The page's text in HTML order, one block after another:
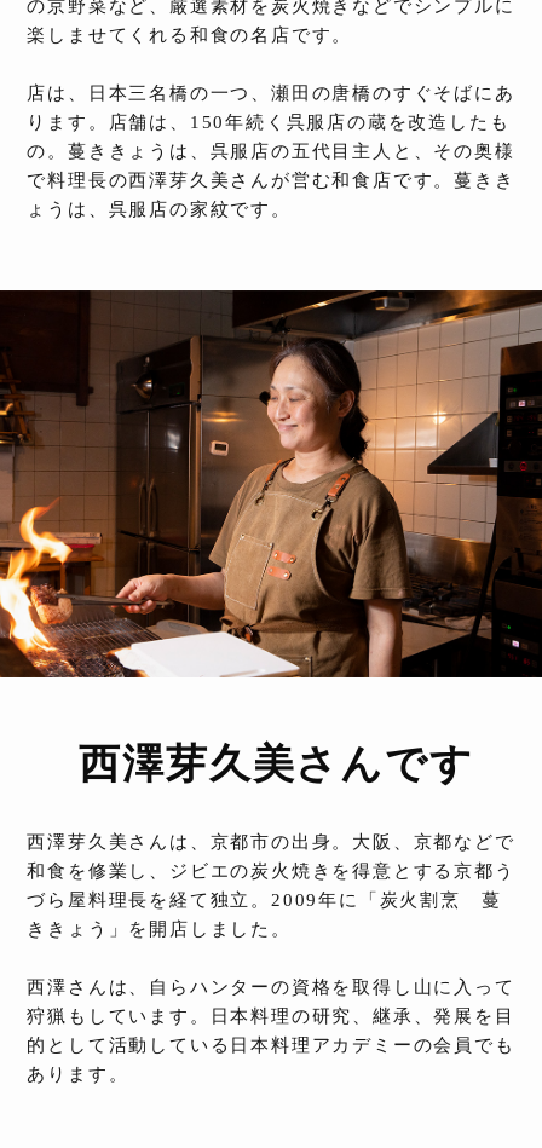
の京野菜など、厳選素材を炭火焼きなどでシンプルに
楽しませてくれる和食の名店です。
店は、日本三名橋の一つ、瀬田の唐橋のすぐそばにあ
ります。店舗は、150年続く呉服店の蔵を改造したも
の。蔓ききょうは、呉服店の五代目主人と、その奥様
で料理長の西澤芽久美さんが営む和食店です。蔓きき
ょうは、呉服店の家紋です。
西澤芽久美さんです
西澤芽久美さんは、京都市の出身。大阪、京都などで
和食を修業し、ジビエの炭火焼きを得意とする京都う
づら屋料理長を経て独立。2009年に「炭火割烹 蔓
ききょう」を開店しました。
西澤さんは、自らハンターの資格を取得し山に入って
狩猟もしています。日本料理の研究、継承、発展を目
的として活動している日本料理アカデミーの会員でも
あります。